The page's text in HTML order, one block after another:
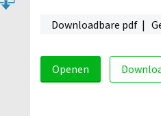
Downloadbare pdf |
Openen